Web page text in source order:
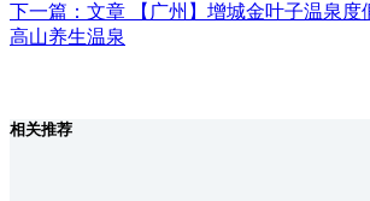
下一篇： 文章
【广州】增城金叶子温泉
高山养生温泉
相关推荐